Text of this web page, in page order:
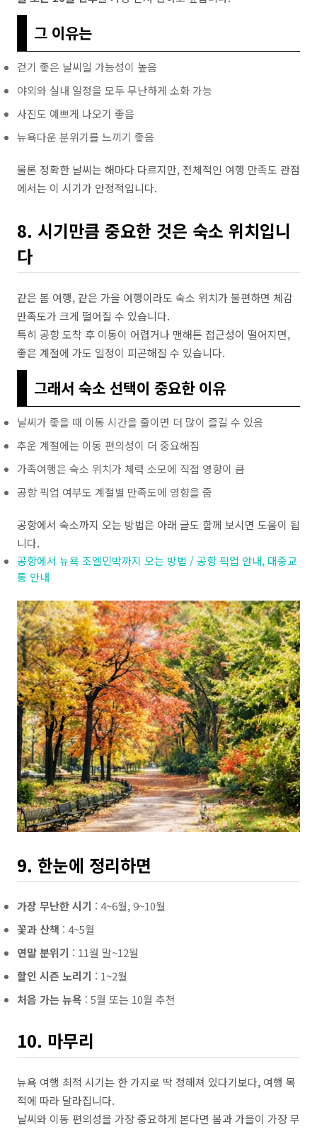
그 이유는
걷기 좋은 날씨일 가능성이 높음
야외와 실내 일정을 모두 무난하게 소화 가능
사진도 예쁘게 나오기 좋음
뉴욕다운 분위기를 느끼기 좋음
물론 정확한 날씨는 해마다 다르지만, 전체적인 여행 만족도 관점
에서는 이 시기가 안정적입니다.
8. 시기만큼 중요한 것은 숙소 위치입니
다
같은 봄 여행, 같은 가을 여행이라도 숙소 위치가 불편하면 체감
만족도가 크게 떨어질 수 있습니다.
특히 공항 도착 후 이동이 어렵거나 맨해튼 접근성이 떨어지면,
좋은 계절에 가도 일정이 피곤해질 수 있습니다.
그래서 숙소 선택이 중요한 이유
날씨가 좋을 때 이동 시간을 줄이면 더 많이 즐길 수 있음
추운 계절에는 이동 편의성이 더 중요해짐
가족여행은 숙소 위치가 체력 소모에 직접 영향이 큼
공항 픽업 여부도 계절별 만족도에 영향을 줌
공항에서 숙소까지 오는 방법은 아래 글도 함께 보시면 도움이 됩
니다.
공항에서 뉴욕 조엘민박까지 오는 방법 / 공항 픽업 안내, 대중교
통 안내
9. 한눈에 정리하면
가장 무난한 시기 : 4~6월, 9~10월
꽃과 산책 : 4~5월
연말 분위기 : 11월 말~12월
할인 시즌 노리기 : 1~2월
처음 가는 뉴욕 : 5월 또는 10월 추천
10. 마무리
뉴욕 여행 최적 시기는 한 가지로 딱 정해져 있다기보다, 여행 목
적에 따라 달라집니다.
날씨와 이동 편의성을 가장 중요하게 본다면 봄과 가을이 가장 무